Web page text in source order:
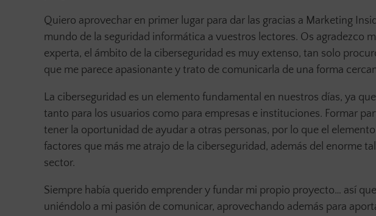
Quiero aprovechar en primer lugar para dar las gracias a Marketing
mundo de la seguridad informática a vuestros lectores. Os agradezco
experta, el ámbito de la ciberseguridad es muy extenso, tan solo
que me parece apasionante y trato de comunicarla de una forma
La ciberseguridad es un elemento fundamental en nuestros días, ya
tanto para los usuarios como para empresas e instituciones. Formar
tener la oportunidad de ayudar a otras personas, por lo que el
factores que más me atrajo de la ciberseguridad, además del enorme
sector.
Siempre había querido emprender y fundar mi propio proyecto… así
uniéndolo a mi pasión de comunicar, aprovechando además para